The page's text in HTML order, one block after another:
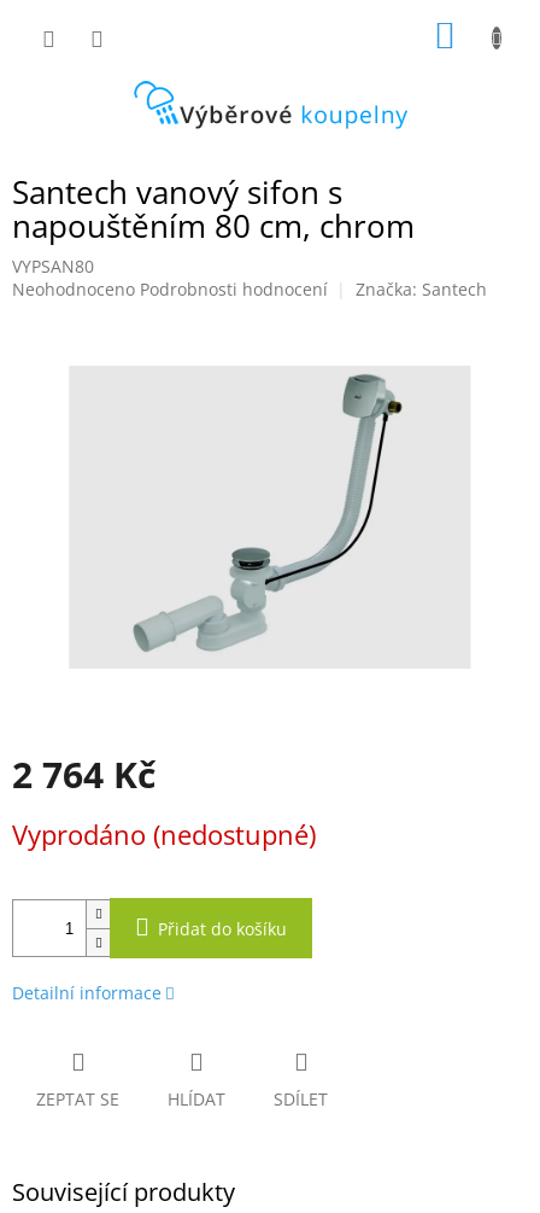
Santech vanový sifon s
napouštěním 80 cm, chrom
VYPSAN80
Průměrné
Neohodnoceno Podrobnosti hodnocení Značka: Santech
2 764 Kč
cena:
Vyprodáno (nedostupné)
Přidat do košíku
Detailní informace
ZEPTAT SE HLÍDAT SDÍLET
Související produkty